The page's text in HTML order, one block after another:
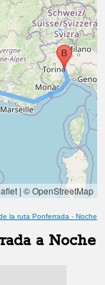
| © OpenStreetMap
la ruta Ponferrada - Noche
a Noche